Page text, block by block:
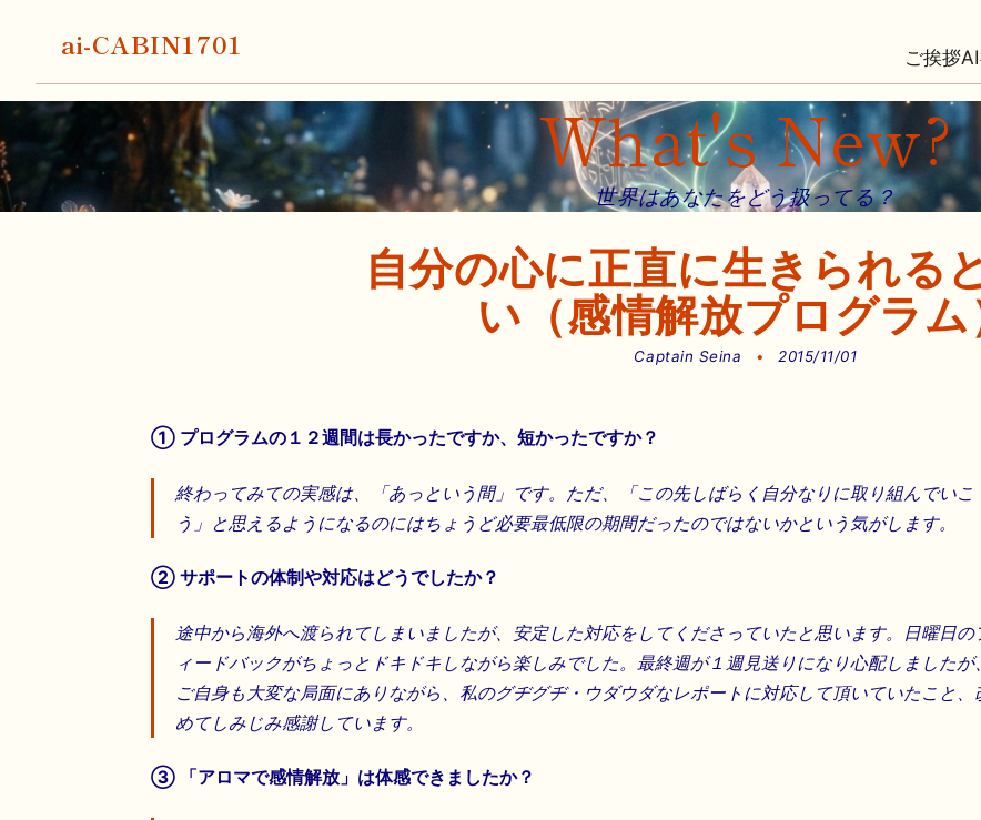
ai-CABIN1701 ご挨拶
What's New?
世界はあなたをどう扱ってる？
自分の心に正直に生きられる
い（感情解放プログラム
Captain Seina • 2015/11/01
① プログラムの１２週間は長かったですか、短かったですか？
終わってみての実感は、「あっという間」です。ただ、「この先しばらく自分なりに取り組んでいこ
う」と思えるようになるのにはちょうど必要最低限の期間だったのではないかという気がします。
② サポートの体制や対応はどうでしたか？
途中から海外へ渡られてしまいましたが、安定した対応をしてくださっていたと思います。日曜日の
ィードバックがちょっとドキドキしながら楽しみでした。最終週が１週見送りになり心配しましたが、
ご自身も大変な局面にありながら、私のグヂグヂ・ウダウダなレポートに対応して頂いていたこと、
めてしみじみ感謝しています。
③ 「アロマで感情解放」は体感できましたか？